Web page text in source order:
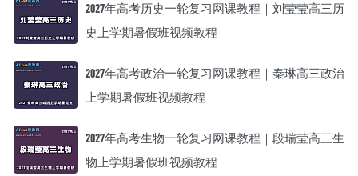
2027年高考历史一轮复习网课教程｜刘莹莹高三历
史上学期暑假班视频教程
2027年高考政治一轮复习网课教程｜秦琳高三政治
上学期暑假班视频教程
2027年高考生物一轮复习网课教程｜段瑞莹高三生
物上学期暑假班视频教程